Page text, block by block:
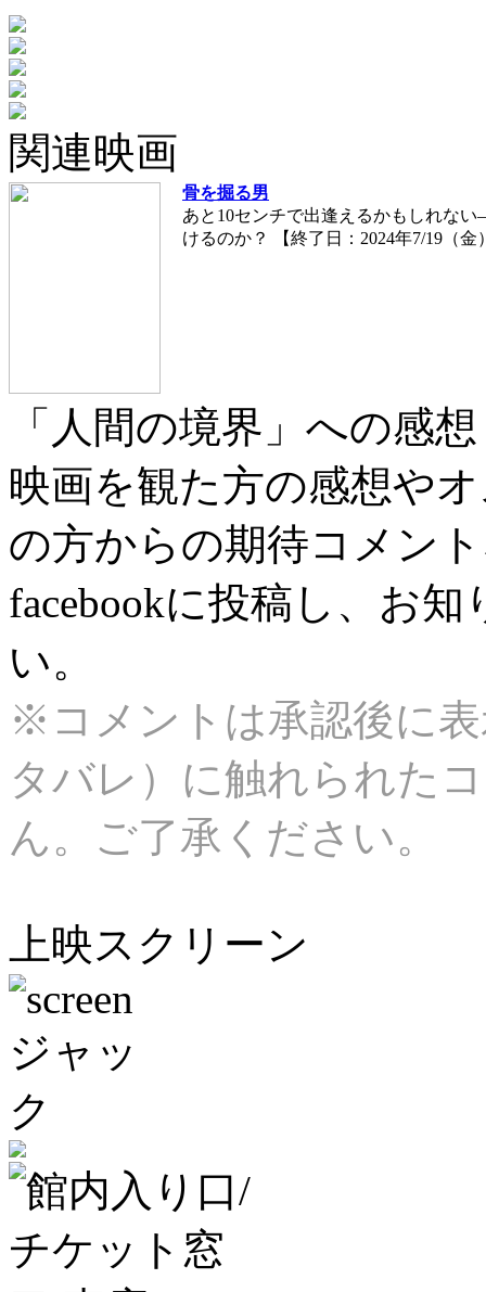
関連映画
骨を掘る男
あと10センチで出逢えるかもしれな
けるのか？ 【終了日：2024年7/19（金
「人間の境界」への感
映画を観た方の感想や
の方からの期待コメン
facebookに投稿し、お
い。
※コメントは承認後に
タバレ）に触れられた
ん。ご了承ください。
上映スクリーン